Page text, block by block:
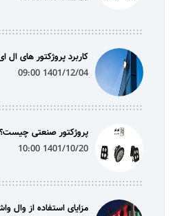
کاربرد پروژکتور های ال
1401/12/04 09:00
پروژکتور صنعتی چیست؟
1401/10/20 10:00
مزایای استفاده از وال